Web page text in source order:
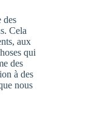
des
Cela
aux
qui
des
à des
nous